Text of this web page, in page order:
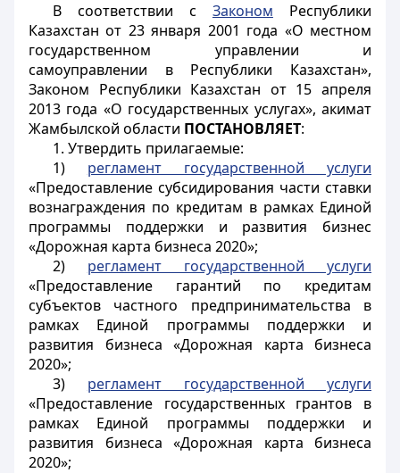
В соответствии с Законом Республики
Казахстан от 23 января 2001 года «О местном
государственном управлении и
самоуправлении в Республики Казахстан»,
Законом Республики Казахстан от 15 апреля
2013 года «О государственных услугах», акимат
Жамбылской области ПОСТАНОВЛЯЕТ:
1. Утвердить прилагаемые:
1) регламент государственной услуги
«Предоставление субсидирования части ставки
вознаграждения по кредитам в рамках Единой
программы поддержки и развития бизнес
«Дорожная карта бизнеса 2020»;
2) регламент государственной услуги
«Предоставление гарантий по кредитам
субъектов частного предпринимательства в
рамках Единой программы поддержки и
развития бизнеса «Дорожная карта бизнеса
2020»;
3) регламент государственной услуги
«Предоставление государственных грантов в
рамках Единой программы поддержки и
развития бизнеса «Дорожная карта бизнеса
2020»;